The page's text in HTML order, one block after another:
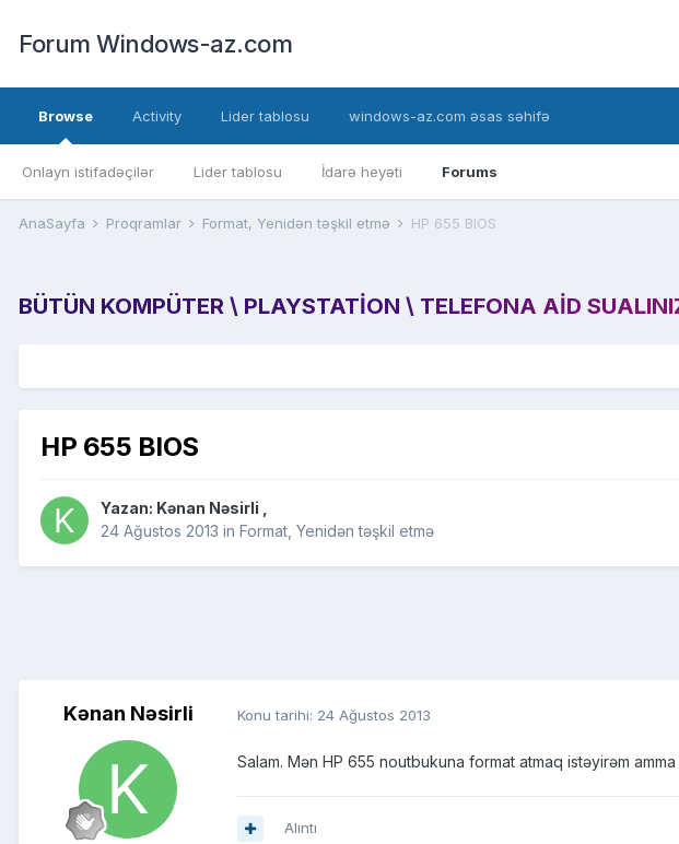
Forum Windows-az.com
Browse
Onlayn istifadəçilər Lider tablosu İdarə heyəti Forums
Activity Lider tablosu windows-az.com əsas səhifə
AnaSayfa Proqramlar Format, Yenidən təşkil etmə HP 655 BIOS
BÜTÜN KOMPÜTER \ PLAYSTATION \ TELEFONA AID
HP 655 BIOS
Yazan: Kənan Nəsirli
24 Ağustos 2013 in Format, Yenidən təşkil etmə
Kənan Nəsirli Konu tarihi: 24 Ağustos 2013
Salam. Mən HP 655 noutbukuna format atmaq istəyirəm
Alıntı